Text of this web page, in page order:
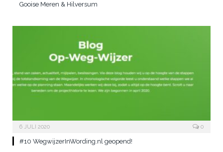
Gooise Meren & Hilversum
6 JULI 2020 0
#10 WegwijzerInWording.nl geopend!